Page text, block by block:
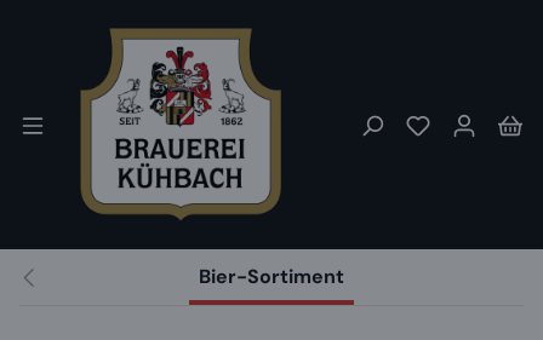
Zum Hauptinhalt springen
Du hast 0
Bier-Sortiment